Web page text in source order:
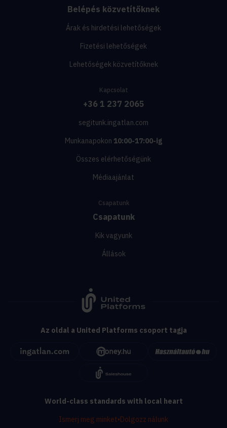
Belépés közvetítőknek
Árak és hirdetési lehetőségek
Fizetési lehetőségek
Lehetőségek közvetítőknek
Kapcsolat
+36 1 237 2065
segitunk.ingatlan.com
Munkanapokon 10:00-17:00-ig
Összes elérhetőségünk
Médiaajánlat
Csapatunk
Csapatunk
Kik vagyunk
Állások
Az oldal a United Platforms csoport tagja
World-class standards with local heart
Ismerj meg minket•Dolgozz nálunk